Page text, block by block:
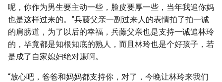
呢，你作为男生要主动一些，脸皮要厚一些，当年我追你妈
也是这样过来的。”兵藤父亲一副过来人的表情拍了拍一诚
的肩膀道，为了以后的幸福，兵藤父亲也是支持一诚追林玲
的，毕竟都是知根知底的熟人，而且林玲也是个好孩子，若
是成了自家媳妇绝对赚啊。
“放心吧，爸爸和妈妈都支持你，对了，今晚让林玲来我们